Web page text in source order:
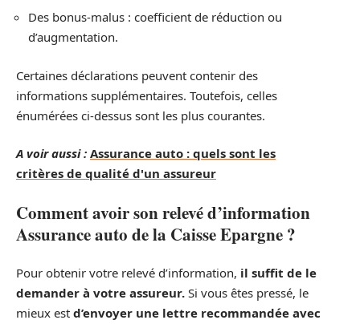
Des bonus-malus : coefficient de réduction ou
d’augmentation.
Certaines déclarations peuvent contenir des
informations supplémentaires. Toutefois, celles
énumérées ci-dessus sont les plus courantes.
A voir aussi : Assurance auto : quels sont les
critères de qualité d'un assureur
Comment avoir son relevé d’information
Assurance auto de la Caisse Epargne ?
Pour obtenir votre relevé d’information, il suffit de le
demander à votre assureur. Si vous êtes pressé, le
mieux est d’envoyer une lettre recommandée avec